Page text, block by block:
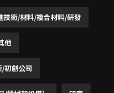
技術/材料/複合材料/研發
他
/初創公司